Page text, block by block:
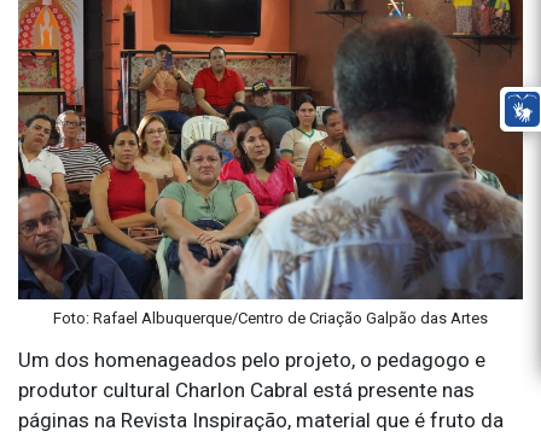
Foto: Rafael Albuquerque/Centro de Criação Galpão das Artes
Um dos homenageados pelo projeto, o pedagogo e
produtor cultural Charlon Cabral está presente nas
páginas na Revista Inspiração, material que é fruto da